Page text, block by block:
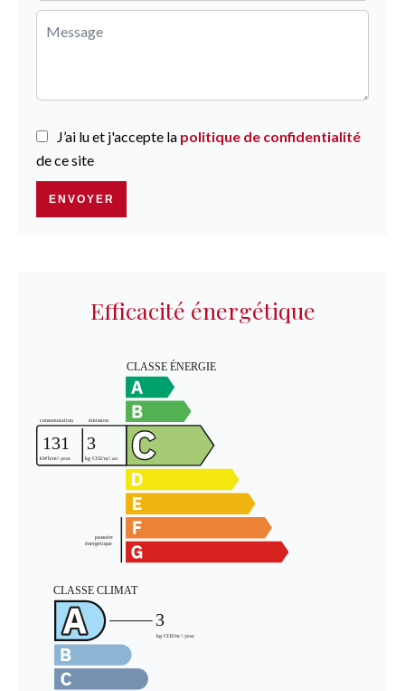
J’ai lu et j'accepte la politique de confidentialité
de ce site
ENVOYER
Efficacité énergétique